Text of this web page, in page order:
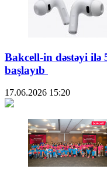
Bakcell-in dəstəyi ilə
başlayıb
17.06.2026 15:20